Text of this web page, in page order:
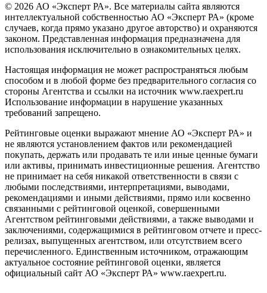
© 2026 АО «Эксперт РА». Все материалы сайта являются
интеллектуальной собственностью АО «Эксперт РА» (кроме
случаев, когда прямо указано другое авторство) и охраняются
законом. Представленная информация предназначена для
использования исключительно в ознакомительных целях.
Настоящая информация не может распространяться любым
способом и в любой форме без предварительного согласия со
стороны Агентства и ссылки на источник www.raexpert.ru
Использование информации в нарушение указанных
требований запрещено.
Рейтинговые оценки выражают мнение АО «Эксперт РА» и
не являются установлением фактов или рекомендацией
покупать, держать или продавать те или иные ценные бумаги
или активы, принимать инвестиционные решения. Агентство
не принимает на себя никакой ответственности в связи с
любыми последствиями, интерпретациями, выводами,
рекомендациями и иными действиями, прямо или косвенно
связанными с рейтинговой оценкой, совершенными
Агентством рейтинговыми действиями, а также выводами и
заключениями, содержащимися в рейтинговом отчете и пресс-
релизах, выпущенных агентством, или отсутствием всего
перечисленного. Единственным источником, отражающим
актуальное состояние рейтинговой оценки, является
официальный сайт АО «Эксперт РА» www.raexpert.ru.